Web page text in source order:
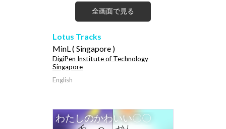
全画面で見る
Lotus Tracks
MinL ( Singapore )
DigiPen Institute of Technology
Singapore
English